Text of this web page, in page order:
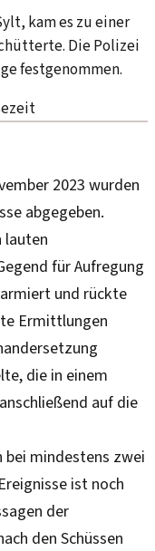
kam es zu einer
Die Polizei
festgenommen.
2023 wurden
abgegeben.
lauten
für Aufregung
und rückte
Ermittlungen
die in einem
auf die
bei mindestens zwei
ist noch
der
den Schüssen